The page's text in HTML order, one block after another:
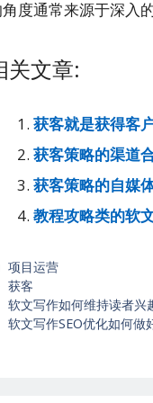
度通常来源于深入
关文章:
获客就是获得客
获客策略的渠道
获客策略的自媒
教程攻略类的软
分
类
项目运营
标
签
获客
软文写作如何维持读者兴
软文写作SEO优化如何做